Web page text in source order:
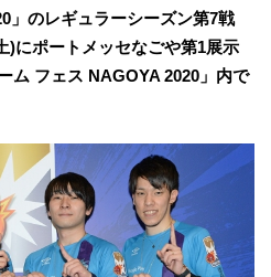
」のレギュラーシーズン第7戦
)にポートメッセなごや第1展示
ム フェス NAGOYA 2020」内で